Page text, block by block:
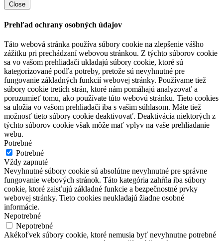
Close
Prehľad ochrany osobných údajov
Táto webová stránka používa súbory cookie na zlepšenie vášho
zážitku pri prechádzaní webovou stránkou. Z týchto súborov cookie
sa vo vašom prehliadači ukladajú súbory cookie, ktoré sú
kategorizované podľa potreby, pretože sú nevyhnutné pre
fungovanie základných funkcií webovej stránky. Používame tiež
súbory cookie tretích strán, ktoré nám pomáhajú analyzovať a
porozumieť tomu, ako používate túto webovú stránku. Tieto cookies
sa uložia vo vašom prehliadači iba s vašim súhlasom. Máte tiež
možnosť tieto súbory cookie deaktivovať. Deaktivácia niektorých z
týchto súborov cookie však môže mať vplyv na vaše prehliadanie
webu.
Potrebné
Potrebné
Vždy zapnuté
Nevyhnutné súbory cookie sú absolútne nevyhnutné pre správne
fungovanie webových stránok. Táto kategória zahŕňa iba súbory
cookie, ktoré zaisťujú základné funkcie a bezpečnostné prvky
webovej stránky. Tieto cookies neukladajú žiadne osobné
informácie.
Nepotrebné
Nepotrebné
Akékoľvek súbory cookie, ktoré nemusia byť nevyhnutne potrebné